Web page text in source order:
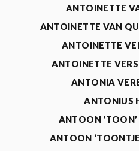
ANTOINETTE
ANTOINETTE VAN
ANTOINETTE
ANTOINETTE
ANTONIA
ANTONIUS
ANTOON
ANTOON